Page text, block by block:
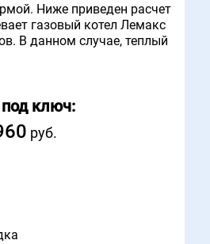
Ниже приведен расчет
газовый котел Лемакс
В данном случае, теплый
под ключ:
руб.